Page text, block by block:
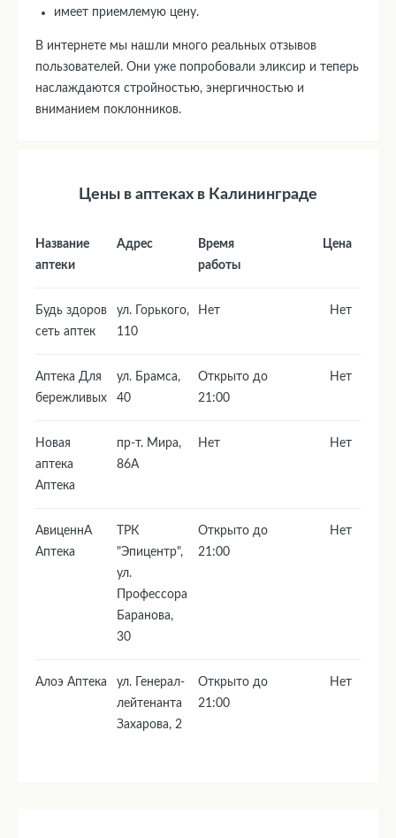
имеет приемлемую цену.
В интернете мы нашли много реальных отзывов
пользователей. Они уже попробовали эликсир и теперь
наслаждаются стройностью, энергичностью и
вниманием поклонников.
Цены в аптеках в Калининграде
Название
аптеки
Адрес
Время
работы
Цена
Будь здоров
сеть аптек
ул. Горького,
110
Нет Нет
Аптека Для
бережливых
ул. Брамса,
40
Открыто до
21:00
Нет
Новая
аптека
Аптека
пр-т. Мира,
86А
Нет Нет
АвиценнА
Аптека
ТРК
"Эпицентр",
ул.
Профессора
Баранова,
30
Открыто до
21:00
Нет
Алоэ Аптека
ул. Генерал-
лейтенанта
Захарова, 2
Открыто до
21:00
Нет